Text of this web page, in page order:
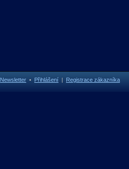
Newsletter • Přihlášení | Registrace zákazníka